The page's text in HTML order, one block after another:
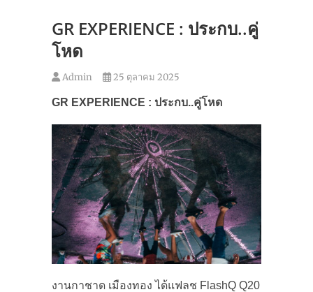
GR EXPERIENCE : ประกบ..คู่
โหด
Admin 25 ตุลาคม 2025
GR EXPERIENCE : ประกบ..คู่โหด
งานกาชาด เมืองทอง ได้แฟลช FlashQ Q20